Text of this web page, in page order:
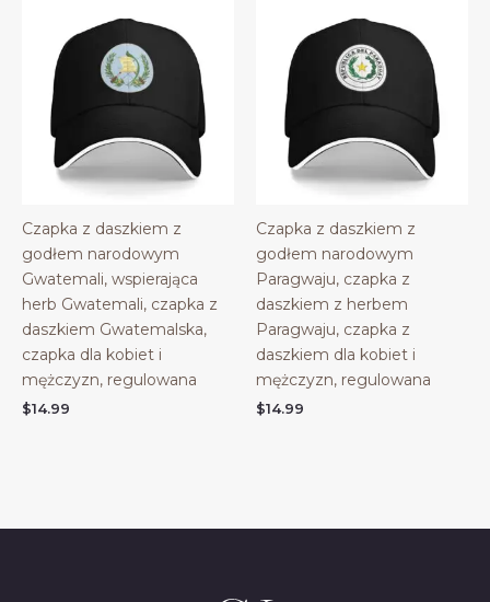
Czapka z daszkiem z
godłem narodowym
Gwatemali, wspierająca
herb Gwatemali, czapka z
daszkiem Gwatemalska,
czapka dla kobiet i
mężczyzn, regulowana
$14.99
Czapka z daszkiem z
godłem narodowym
Paragwaju, czapka z
daszkiem z herbem
Paragwaju, czapka z
daszkiem dla kobiet i
mężczyzn, regulowana
$14.99